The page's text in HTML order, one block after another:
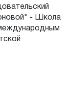
- Школа